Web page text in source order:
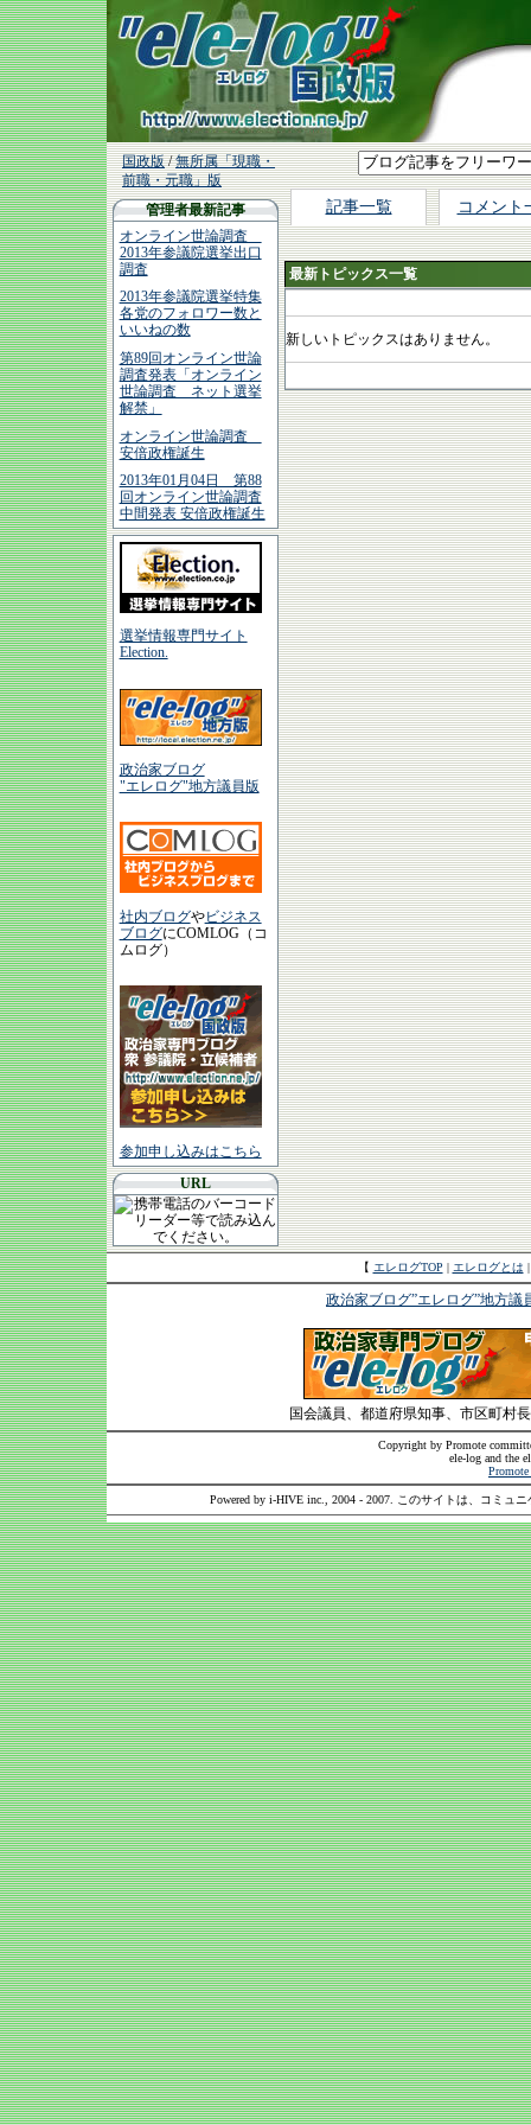
国政版/無所属「現職・
前職・元職」版
管理者最新記事
オンライン世論調査
2013年参議院選挙出口
調査
2013年参議院選挙特集
各党のフォロワー数と
いいねの数
第89回オンライン世論
調査発表「オンライン
世論調査 ネット選挙
解禁」
オンライン世論調査
安倍政権誕生
2013年01月04日 第88
回オンライン世論調査
中間発表 安倍政権誕生
選挙情報専門サイト
Election.
政治家ブログ
"エレログ"地方議員版
社内ブログやビジネス
ブログにCOMLOG（コ
ムログ）
参加申し込みはこちら
URL
記事一覧 コメント
最新トピックス一覧
新しいトピックスはありません。
【 エレログTOP | エレログとは
政治家ブログ”エレログ”地方議
国会議員、都道府県知事、市区町村
Copyright by Promote
ele-log and the
Powered by i-HIVE inc., 2004 - 2007. このサイトは、コミュ